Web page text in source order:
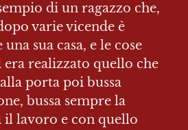
di un ragazzo che,
varie vicende è
sua casa, e le cose
realizzato quello che
porta poi bussa
bussa sempre la
il lavoro e con quello